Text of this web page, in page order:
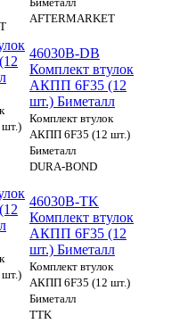
AFTERMARKET
46030B-DB
Комплект втулок
АКПП 6F35 (12
шт.) Биметалл
Комплект втулок
АКПП 6F35 (12 шт.)
Биметалл
DURA-BOND
46030B-TK
Комплект втулок
АКПП 6F35 (12
шт.) Биметалл
Комплект втулок
АКПП 6F35 (12 шт.)
Биметалл
TTK